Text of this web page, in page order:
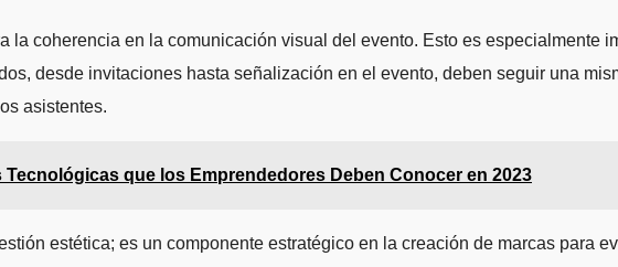
la coherencia en la comunicación visual del evento. Esto es especialmente
desde invitaciones hasta señalización en el evento, deben seguir una
asistentes.
Tecnológicas que los Emprendedores Deben Conocer en 2023
estética; es un componente estratégico en la creación de marcas para